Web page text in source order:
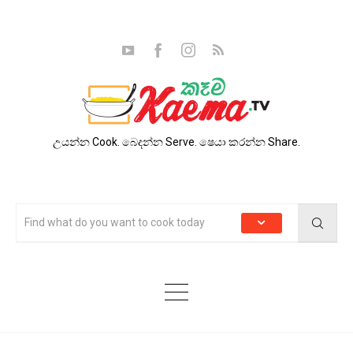
උයන්න Cook. බෙදන්න Serve. ෂෙයා කරන්න Share.